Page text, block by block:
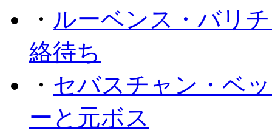
・ ルーベンス・バリ
絡待ち
・ セバスチャン・ベ
ーと元ボス